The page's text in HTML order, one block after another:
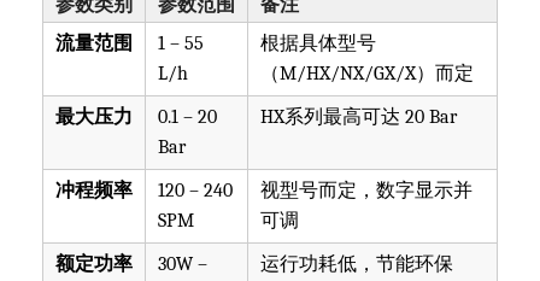
参数类别 参数范围
备注
流量范围
1 – 55
L/h
根据具体型号
（M/HX/NX/GX/X）而定
最大压力
0.1 – 20
Bar
HX系列最高可达 20 Bar
冲程频率
120 – 240
SPM
视型号而定，数字显示并
可调
额定功率
30W –
运行功耗低，节能环保